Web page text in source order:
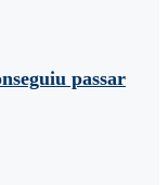
passar